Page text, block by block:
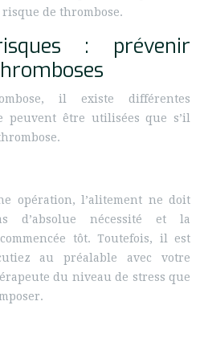
de thrombose.
: prévenir
il existe différentes
peuvent être utilisées que s’il
opération, l’alitement ne doit
d’absolue nécessité et la
tôt. Toutefois, il est
au préalable avec votre
du niveau de stress que